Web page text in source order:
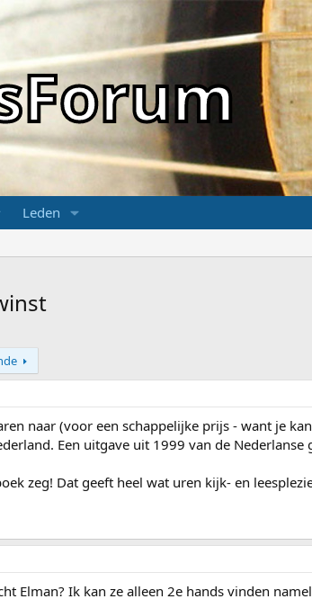
Leden
naar (voor een schappelijke prijs - want je
Een uitgave uit 1999 van de
zeg! Dat geeft heel wat uren kijk- en
Elman? Ik kan ze alleen 2e hands vinden